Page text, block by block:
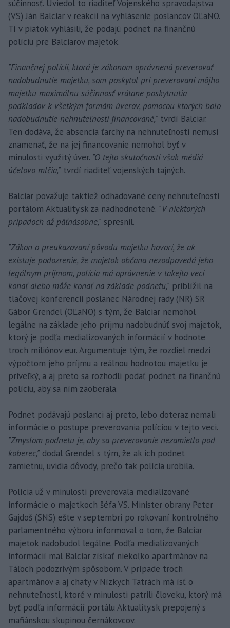
súčinnosť. Uviedol to riaditeľ Vojenského spravodajstva
(VS) Ján Balciar v reakcii na vyhlásenie poslancov OĽaNO.
Tí v piatok vyhlásili, že podajú podnet na finančnú
políciu pre Balciarov majetok.
"Finančnej polícii, ktorá je zákonom oprávnená preverovať
nadobudnutie majetku, som poskytol pri preverovaní môjho
majetku maximálnu súčinnosť vrátane poskytnutia
podkladov k všetkým formám úverov, pomocou ktorých bolo
nadobudnutie nehnuteľností financované," tvrdí Balciar.
Ten dodáva, že absencia ťarchy na nehnuteľnosti nemusí
znamenať, že na jej financovanie nemohol byť v
minulosti využitý úver. "O tejto skutočnosti však médiá
účelovo mlčia," tvrdí riaditeľ vojenských tajných.
Balciar považuje taktiež odhadované ceny nehnuteľností
portálom Aktuality.sk za nadhodnotené. "V niektorých
prípadoch až päťnásobne," spresnil.
"Zákon o preukazovaní pôvodu majetku hovorí, že ak
existuje podozrenie, že majetok občana nezodpovedá jeho
legálnym príjmom, polícia má oprávnenie v takejto veci
konať alebo môže konať na základe podnetu," priblížil na
tlačovej konferencii poslanec Národnej rady (NR) SR
Gábor Grendel (OĽaNO) s tým, že Balciar nemohol
legálne na základe jeho príjmu nadobudnúť svoj majetok,
ktorý je podľa medializovaných informácií v hodnote
troch miliónov eur. Argumentuje tým, že rozdiel medzi
výpočtom jeho príjmu a reálnou hodnotou majetku je
priveľký, a aj preto sa rozhodli podať podnet na finančnú
políciu, aby sa ním zaoberala.
Podnet podávajú poslanci aj preto, lebo doteraz nemali
informácie o postupe preverovania políciou v tejto veci.
"Zmyslom podnetu je, aby sa preverovanie nezamietlo pod
koberec," dodal Grendel s tým, že ak ich podnet
zamietnu, uvidia dôvody, prečo tak polícia urobila.
Polícia už v minulosti preverovala medializované
informácie o majetkoch šéfa VS. Minister obrany Peter
Gajdoš (SNS) ešte v septembri po rokovaní kontrolného
parlamentného výboru informoval o tom, že Balciar
majetok nadobudol legálne. Podľa medializovaných
informácií mal Balciar získať niekoľko apartmánov na
Táľoch podozrivým spôsobom. V prípade troch
apartmánov a aj chaty v Nízkych Tatrách má ísť o
nehnuteľnosti, ktoré v minulosti patrili človeku, ktorý má
byť podľa informácií portálu Aktuality.sk prepojený s
mafiánskou skupinou černákovcov.